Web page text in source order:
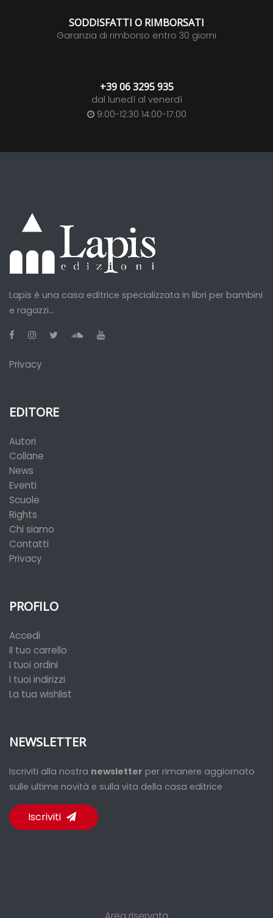
SODDISFATTI O RIMBORSATI
Garanzia di rimborso entro 30 giorni
+39 06 3295 935
dal lunedì al venerdì
9:00-12:30 14:00-17:00
Lapis è una casa editrice specializzata in libri per bambini
e ragazzi...
Privacy
EDITORE
Autori
Collane
News
Eventi
Scuole
Rights
Chi siamo
Contatti
Privacy
PROFILO
Accedi
Il tuo carrello
I tuoi ordini
I tuoi indirizzi
La tua wishlist
NEWSLETTER
Iscriviti alla nostra newsletter per rimanere aggiornato
sulle ultime novità e sulla vita della casa editrice
Iscriviti